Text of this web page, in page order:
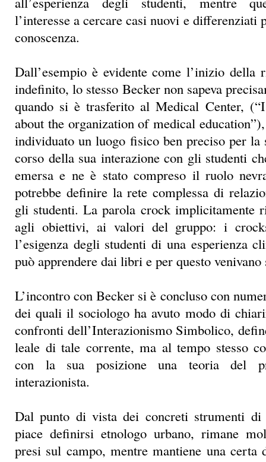
l’interesse a cercare casi nuovi e
conoscenza.
Dall’esempio è evidente come l’inizio della
indefinito, lo stesso Becker non sapeva
quando si è trasferito al Medical Center,
about the organization of medical
individuato un luogo fisico ben preciso per la
corso della sua interazione con gli studenti
emersa e ne è stato compreso il ruolo
potrebbe definire la rete complessa di
gli studenti. La parola crock implicitamente
agli obiettivi, ai valori del gruppo: i
l’esigenza degli studenti di una esperienza
può apprendere dai libri e per questo
L’incontro con Becker si è concluso con
dei quali il sociologo ha avuto modo di
confronti dell’Interazionismo Simbolico,
leale di tale corrente, ma al tempo stesso
con la sua posizione una teoria del
interazionista.
Dal punto di vista dei concreti strumenti
piace definirsi etnologo urbano, rimane
presi sul campo, mentre mantiene una certa